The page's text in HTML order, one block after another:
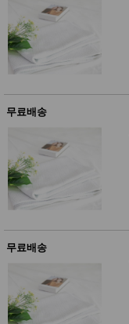
조리용
품
주방소
품
식 즉석가
면류
건조식
품
농산품
아
놀이방
매트
드(칠
조형물
DIY
유아 이
유식
무료배송
무료배송